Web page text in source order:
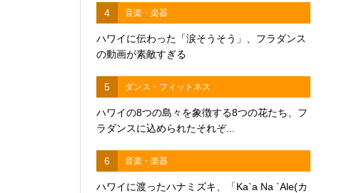
4 音楽・楽器
ハワイに伝わった「涙そうそう」、フラダンス
の動画が素敵すぎる
5 ダンス・フィットネス
ハワイの8つの島々を象徴する8つの花たち、フ
ラダンスに込められたそれぞ...
6 音楽・楽器
ハワイに渡ったハナミズキ、「Ka`a Na `Ale(カ